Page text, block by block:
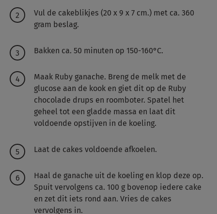
Vul de cakeblikjes (20 x 9 x 7 cm.) met ca. 360
gram beslag.
Bakken ca. 50 minuten op 150-160°C.
Maak Ruby ganache. Breng de melk met de
glucose aan de kook en giet dit op de Ruby
chocolade drups en roomboter. Spatel het
geheel tot een gladde massa en laat dit
voldoende opstijven in de koeling.
Laat de cakes voldoende afkoelen.
Haal de ganache uit de koeling en klop deze op.
Spuit vervolgens ca. 100 g bovenop iedere cake
en zet dit iets rond aan. Vries de cakes
vervolgens in.